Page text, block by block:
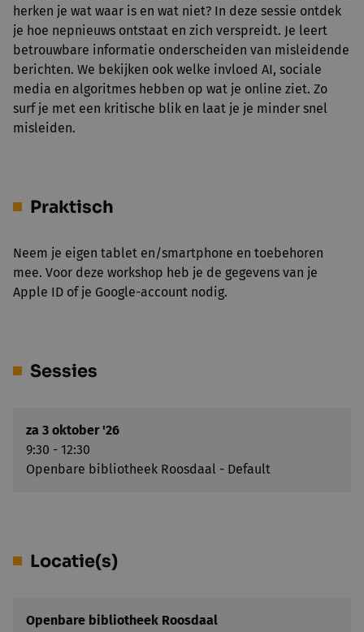
herken je wat waar is en wat niet? In deze sessie ontdek
je hoe nepnieuws ontstaat en zich verspreidt. Je leert
betrouwbare informatie onderscheiden van misleidende
berichten. We bekijken ook welke invloed AI, sociale
media en algoritmes hebben op wat je online ziet. Zo
surf je met een kritische blik en laat je je minder snel
misleiden.
Praktisch
Neem je eigen tablet en/smartphone en toebehoren
mee. Voor deze workshop heb je de gegevens van je
Apple ID of je Google-account nodig.
Sessies
za 3 oktober '26
9:30 - 12:30
Openbare bibliotheek Roosdaal - Default
Locatie(s)
Openbare bibliotheek Roosdaal